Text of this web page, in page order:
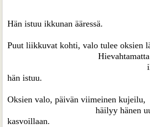
Hän istuu ikkunan ääressä.
Puut liikkuvat kohti, valo tulee oksien
Hievahtamatta ja
ikkunan
hän istuu.
Oksien valo, päivän viimeinen kujeilu,
häilyy hänen
kasvoillaan.